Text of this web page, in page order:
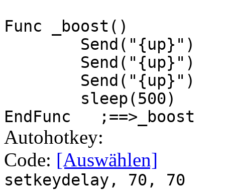
Func _boost()
Send("{up}")
Send("{up}")
Send("{up}")
sleep(500)
EndFunc ;==>_boost
Autohotkey:
Code: [Auswählen]
setkeydelay, 70, 70